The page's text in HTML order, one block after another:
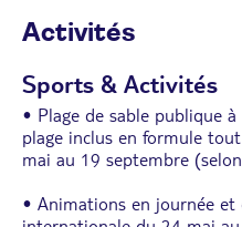
Activités
Sports & Activités
• Plage de sable publique
plage inclus en formule
mai au 19 septembre
• Animations en journée et